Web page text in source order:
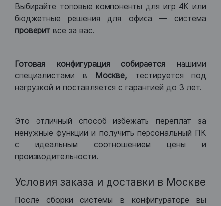
Выбирайте топовые компоненты для игр 4К или
бюджетные решения для офиса — система
проверит все за вас.
Готовая конфигурация собираетсянашими
специалистами в Москве, тестируется под
нагрузкой и поставляется с гарантией до 3 лет.
Это отличный способ избежать переплат за
ненужные функции и получить персональный ПК
с идеальным соотношением цены и
производительности.
Условия заказа и доставки в Москве
После сборки системы в конфигураторе вы